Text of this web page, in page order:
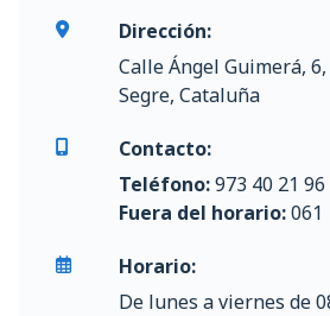
Dirección:
Calle Ángel Guimerá,
Segre, Cataluña
Contacto:
Teléfono:973 40 21 96
Fuera del horario:061
Horario:
De lunes a viernes de